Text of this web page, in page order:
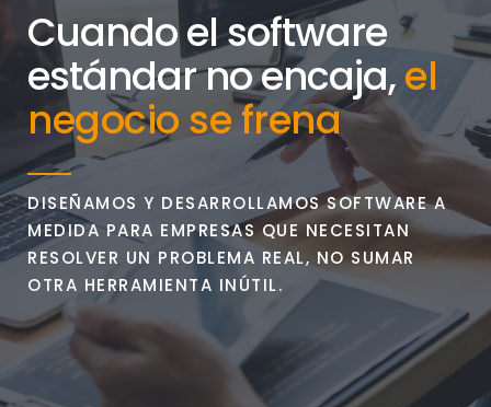
Cuando el software
estándar no encaja,el
negocio se frena
DISEÑAMOS Y DESARROLLAMOS SOFTWARE A
MEDIDA PARA EMPRESAS QUE NECESITAN
RESOLVER UN PROBLEMA REAL, NO SUMAR
OTRA HERRAMIENTA INÚTIL.